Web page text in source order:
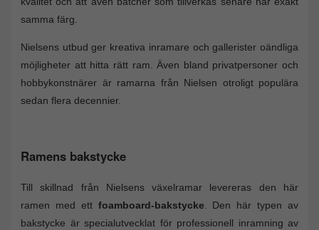
samma färg.
Nielsens utbud ger kreativa inramare och gallerister oändliga
möjligheter att hitta rätt ram. Även bland privatpersoner och
hobbykonstnärer är ramarna från Nielsen otroligt populära
sedan flera decennier.
Ramens bakstycke
Till skillnad från Nielsens växelramar levereras den här
ramen med ett foamboard-bakstycke . Den här typen av
bakstycke är specialutvecklat för professionell inramning av